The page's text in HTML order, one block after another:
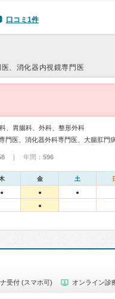
口コミ1件
、消化器内視鏡専門医
、胃腸科、外科、整形外科
| 年間： 596
金 土
● ● ●
●
受付 (スマホ可) オンライン診